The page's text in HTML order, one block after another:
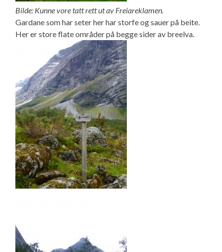
Bilde: Kunne vore tatt rett ut av Freiareklamen.
Gardane som har seter her har storfe og sauer på beite.
Her er store flate områder på begge sider av breelva.